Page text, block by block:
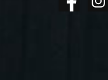
Facebook